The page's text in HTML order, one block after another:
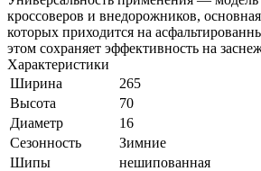
кроссоверов и внедорожников,
которых приходится на
этом сохраняет эффективность на
Характеристики
Ширина
265
Высота
70
Диаметр
16
Сезонность
Зимние
Шипы
нешипованная